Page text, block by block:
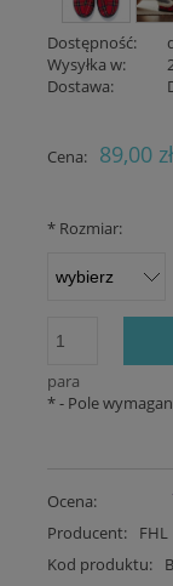
Dostępność:
Wysyłka w:
Dostawa:
Cena nie
Cena: 89,00 zł
* Rozmiar:
para
*- Pole
Ocena:
Producent:
FHL
Kod produktu: